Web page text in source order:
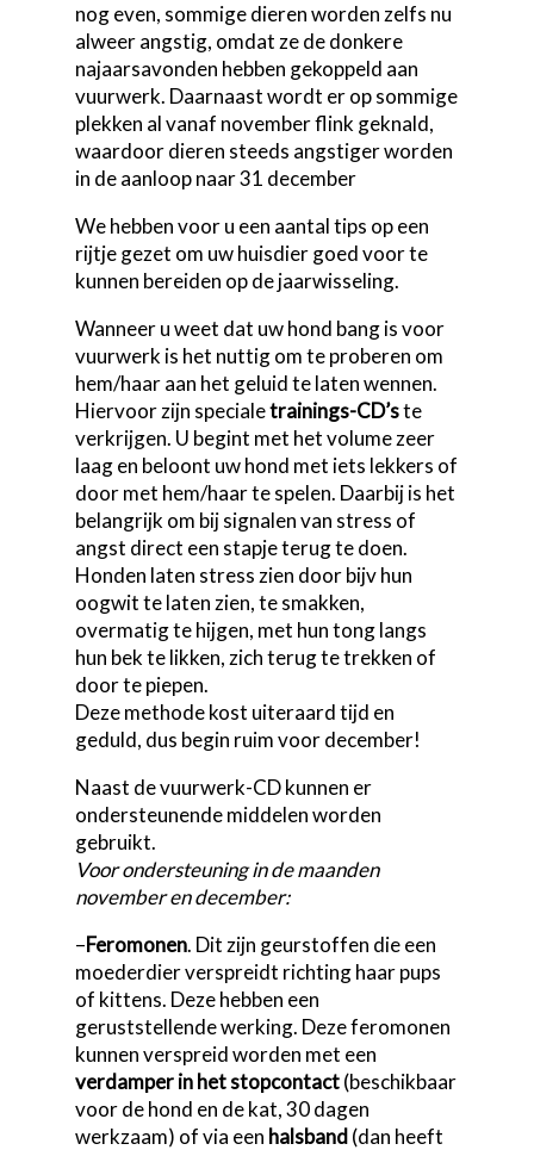
nog even, sommige dieren worden zelfs nu
alweer angstig, omdat ze de donkere
najaarsavonden hebben gekoppeld aan
vuurwerk. Daarnaast wordt er op sommige
plekken al vanaf november flink geknald,
waardoor dieren steeds angstiger worden
in de aanloop naar 31 december
We hebben voor u een aantal tips op een
rijtje gezet om uw huisdier goed voor te
kunnen bereiden op de jaarwisseling.
Wanneer u weet dat uw hond bang is voor
vuurwerk is het nuttig om te proberen om
hem/haar aan het geluid te laten wennen.
Hiervoor zijn specialetrainings-CD’ste
verkrijgen. U begint met het volume zeer
laag en beloont uw hond met iets lekkers of
door met hem/haar te spelen. Daarbij is het
belangrijk om bij signalen van stress of
angst direct een stapje terug te doen.
Honden laten stress zien door bijv hun
oogwit te laten zien, te smakken,
overmatig te hijgen, met hun tong langs
hun bek te likken, zich terug te trekken of
door te piepen.
Deze methode kost uiteraard tijd en
geduld, dus begin ruim voor december!
Naast de vuurwerk-CD kunnen er
ondersteunende middelen worden
gebruikt.
Voor ondersteuning in de maanden
november en december:
–Feromonen. Dit zijn geurstoffen die een
moederdier verspreidt richting haar pups
of kittens. Deze hebben een
geruststellende werking. Deze feromonen
kunnen verspreid worden met een
verdamper in het stopcontact(beschikbaar
voor de hond en de kat, 30 dagen
werkzaam) of via een halsband (dan heeft